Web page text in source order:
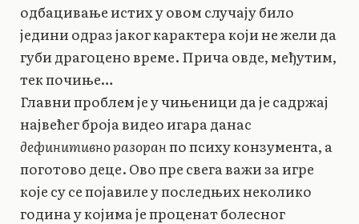
одбацивање истих у овом случају било
једини одраз јаког карактера који не жели да
губи драгоцено време. Прича овде, међутим,
тек почиње…
Главни проблем је у чињеници да је садржај
највећег броја видео игара данас
дефинитивно разоранпо психу конзумента, а
поготово деце. Ово пре свега важи за игре
које су се појавиле у последњих неколико
година у којима је проценат болесног